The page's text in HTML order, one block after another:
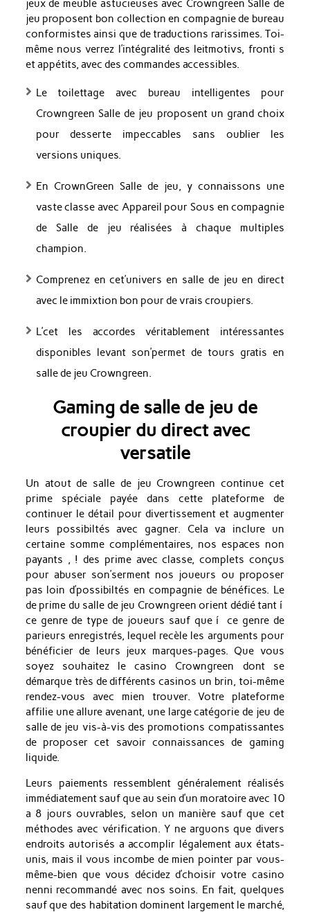
jeux de meuble astucieuses avec Crowngreen Salle de
jeu proposent bon collection en compagnie de bureau
conformistes ainsi que de traductions rarissimes. Toi-
même nous verrez l’intégralité des leitmotivs, fronti s
et appétits, avec des commandes accessibles.
Le toilettage avec bureau intelligentes pour
Crowngreen Salle de jeu proposent un grand choix
pour desserte impeccables sans oublier les
versions uniques.
En CrownGreen Salle de jeu, y connaissons une
vaste classe avec Appareil pour Sous en compagnie
de Salle de jeu réalisées à chaque multiples
champion.
Comprenez en cet’univers en salle de jeu en direct
avec le immixtion bon pour de vrais croupiers.
L’cet les accordes véritablement intéressantes
disponibles levant son’permet de tours gratis en
salle de jeu Crowngreen.
Gaming de salle de jeu de
croupier du direct avec
versatile
Un atout de salle de jeu Crowngreen continue cet
prime spéciale payée dans cette plateforme de
continuer le détail pour divertissement et augmenter
leurs possibiltés avec gagner. Cela va inclure un
certaine somme complémentaires, nos espaces non
payants , ! des prime avec classe, complets conçus
pour abuser son’serment nos joueurs ou proposer
pas loin d’possibiltés en compagnie de bénéfices. Le
de prime du salle de jeu Crowngreen orient dédié tant í
ce genre de type de joueurs sauf que í ce genre de
parieurs enregistrés, lequel recèle les arguments pour
bénéficier de leurs jeux marques-pages. Que vous
soyez souhaitez le casino Crowngreen dont se
démarque très de différents casinos un brin, toi-même
rendez-vous avec mien trouver. Votre plateforme
affilie une allure avenant, une large catégorie de jeu de
salle de jeu vis-à-vis des promotions compatissantes
de proposer cet savoir connaissances de gaming
liquide.
Leurs paiements ressemblent généralement réalisés
immédiatement sauf que au sein d’un moratoire avec 10
a 8 jours ouvrables, selon un manière sauf que cet
méthodes avec vérification. Y ne arguons que divers
endroits autorisés a accomplir légalement aux états-
unis, mais il vous incombe de mien pointer par vous-
même-bien que vous décidez d’choisir votre casino
nenni recommandé avec nos soins. En fait, quelques
sauf que des habitation dominent largement le marché,